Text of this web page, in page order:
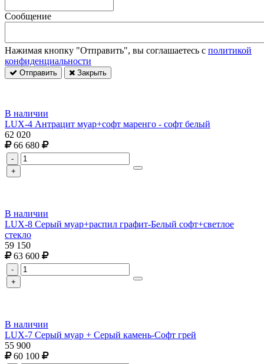
Сообщение
Нажимая кнопку "Отправить", вы соглашаетесь с политикой
конфиденциальности
Отправить Закрыть
В наличии
LUX-4 Антрацит муар+софт маренго - софт белый
62 020
66 680
-
+
В наличии
LUX-8 Серый муар+распил графит-Белый софт+светлое
стекло
59 150
63 600
-
+
В наличии
LUX-7 Серый муар + Серый камень-Софт грей
55 900
60 100